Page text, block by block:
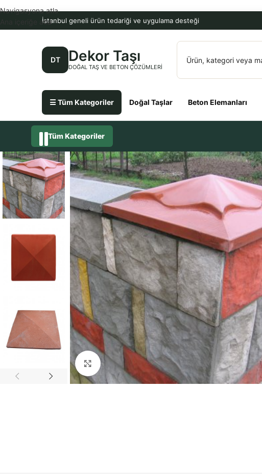
İstanbul geneli ürün tedariği ve uygulama desteği
DT Dekor Taşı
DOĞAL TAŞ VE BETON ÇÖZÜMLERI
☰ Tüm Kategoriler Doğal Taşlar Beton Elemanları
Navigasyona atla
Ana içeriğe atla
Tüm Kategoriler
Büyütmek için tıklayın